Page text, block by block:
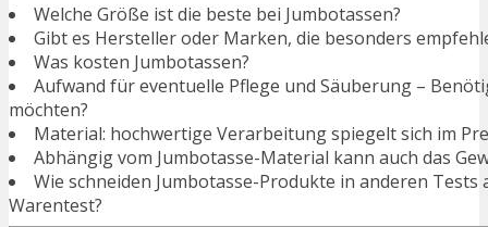
Welche Größe ist die beste bei Jumbotassen?
Gibt es Hersteller oder Marken, die besonders
Was kosten Jumbotassen?
Aufwand für eventuelle Pflege und Säuberung –
möchten?
Material: hochwertige Verarbeitung spiegelt sich im
Abhängig vom Jumbotasse-Material kann auch das
Wie schneiden Jumbotasse-Produkte in anderen
Warentest?